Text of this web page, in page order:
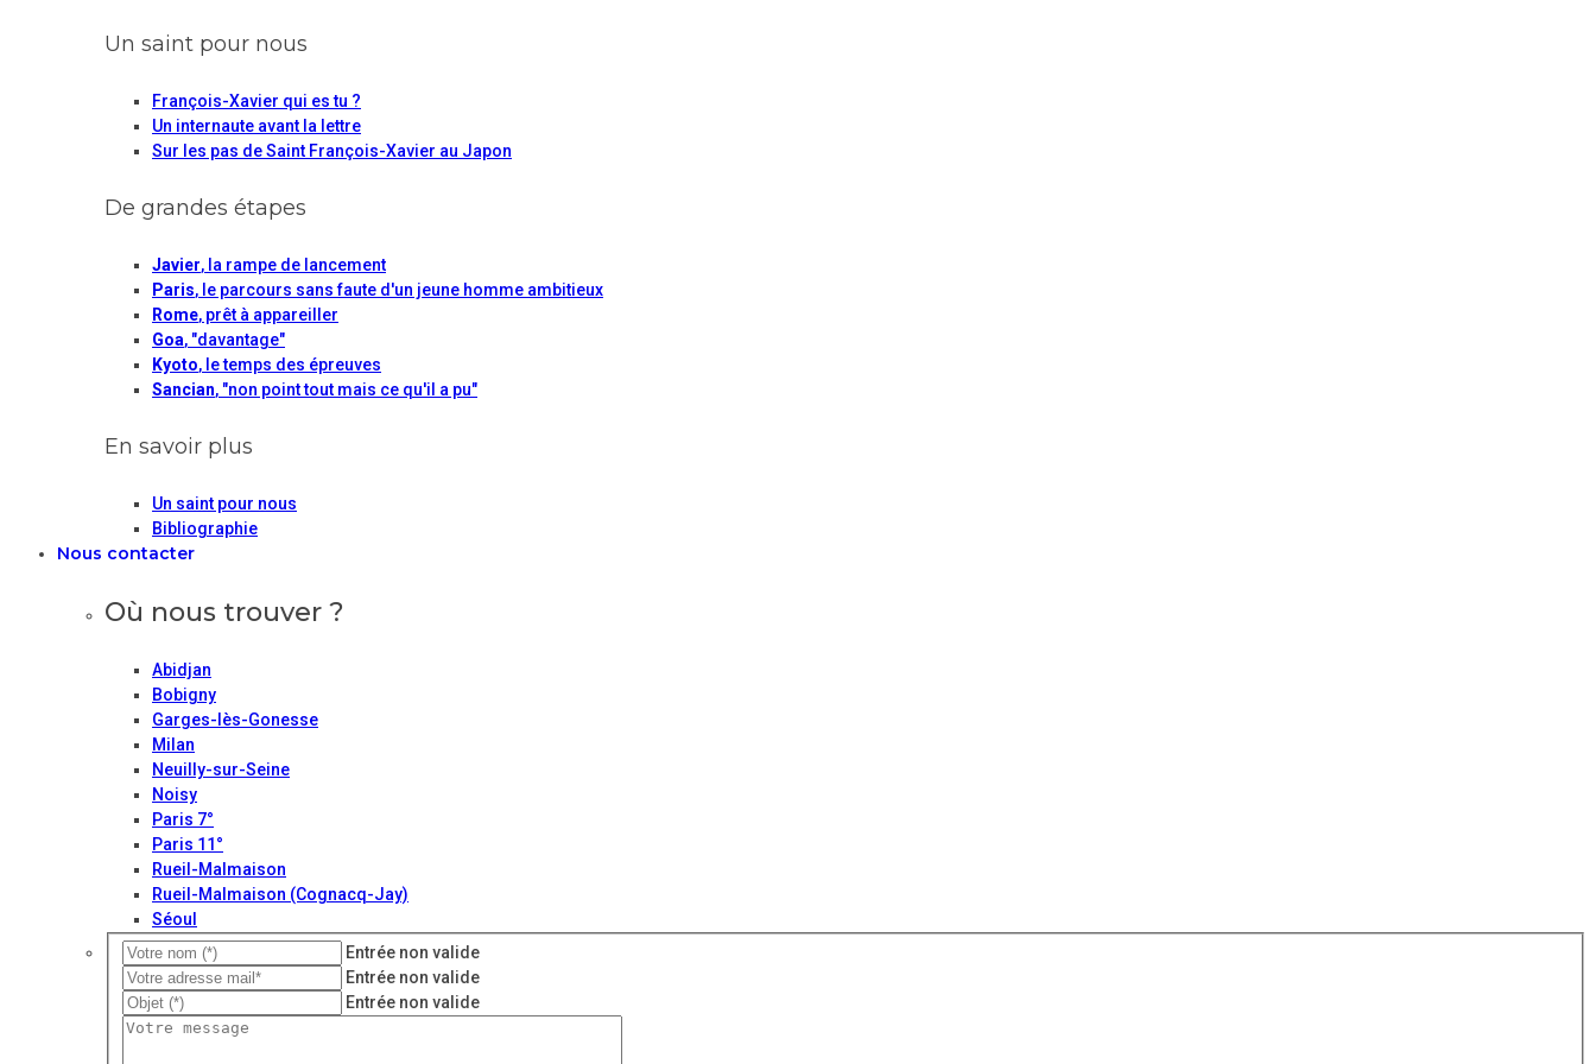
Un saint pour nous
François-Xavier qui es tu ?
Un internaute avant la lettre
Sur les pas de Saint François-Xavier au Japon
De grandes étapes
Javier, la rampe de lancement
Paris, le parcours sans faute d'un jeune homme ambitieux
Rome, prêt à appareiller
Goa, "davantage"
Kyoto, le temps des épreuves
Sancian, "non point tout mais ce qu'il a pu"
En savoir plus
Un saint pour nous
Bibliographie
Nous contacter
Où nous trouver ?
Abidjan
Bobigny
Garges-lès-Gonesse
Milan
Neuilly-sur-Seine
Noisy
Paris 7°
Paris 11°
Rueil-Malmaison
Rueil-Malmaison (Cognacq-Jay)
Séoul
Entrée non valide
Entrée non valide
Entrée non valide